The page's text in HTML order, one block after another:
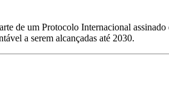
de um Protocolo Internacional
a serem alcançadas até 2030.